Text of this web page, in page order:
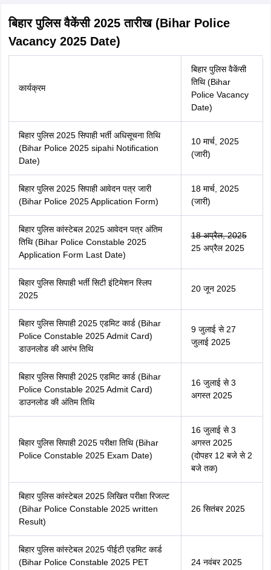
वैकेंसी (Bihar police vacancy in Hindi) से संबंधित महत्वपूर्ण जानकारी प्राप्त कर
सकते हैं।
बिहार पुलिस वैकेंसी 2025 (Bihar police vacancy 2025 in
बिहार पुलिस कांस्टेबल परीक्षा
लोकप्रिय नाम
Constable)
आयोजक
परीक्षा का आयोजन वैकेंसी पर निर्भर
भाषा अंग्रेजी, हिन्दी
आवेदन का माध्यम ऑनलाइन
आवेदन शुल्क (सामान्य
श्रेणी)
₹675/- [ऑनलाइन]
परीक्षा का माध्यम ऑनलाइन
परीक्षा अवधि
सीटों की संख्या 19,838
ये भी देखें :
एसएससी जीडी कांस्टेबल एग्जाम डेट
एसएससी जीडी कांस्टेबल आंसर की
Exclusive Careers360 Premium Content
Get education, career guidance; live webinars; learning
resources and more